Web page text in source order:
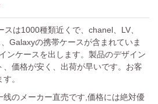
は1000種類近くで、chanel、LV、
Galaxyの携帯ケースが含まれていま
ンケースを出します。製品のデザイン
価格が安く、出荷が早いです。お客
。
线のメーカー直売です,価格には絶対優